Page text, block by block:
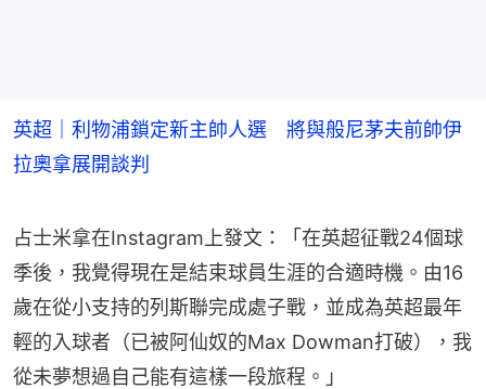
英超｜利物浦鎖定新主帥人選 將與般尼茅夫前帥伊
拉奧拿展開談判
占士米拿在Instagram上發文：「在英超征戰24個球
季後，我覺得現在是結束球員生涯的合適時機。由16
歲在從小支持的列斯聯完成處子戰，並成為英超最年
輕的入球者（已被阿仙奴的Max Dowman打破），我
從未夢想過自己能有這樣一段旅程。」